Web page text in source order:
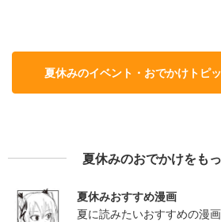
夏休みのイベント・おでかけトピ
夏休みのおでかけをも
夏休みおすすめ漫画
夏に読みたいおすすめの漫